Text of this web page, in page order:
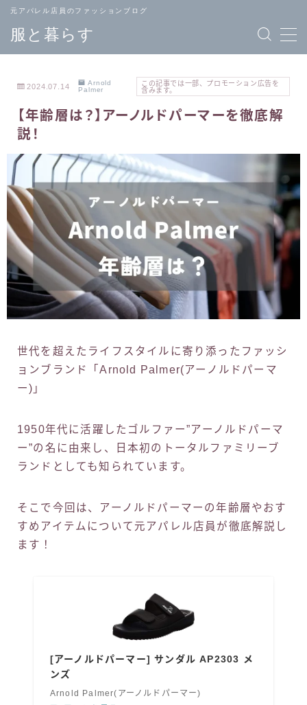
服と暮らす
元アパレル店員のファッションブログ
TOPページ
ブランド
メンズ
ファッション
ファッション
バッグ ジュエリー
2024.07.14
Arnold
Palmer
この記事では一部、プロモーション広告を
含みます。
【年齢層は？】アーノルドパーマーを徹底解
説！
世代を超えたライフスタイルに寄り添ったファッシ
ョンブランド「Arnold Palmer(アーノルドパーマ
ー)」
1950年代に活躍したゴルファー”アーノルドパーマ
ー”の名に由来し、日本初のトータルファミリーブ
ランドとしても知られています。
そこで今回は、アーノルドパーマーの年齢層やおす
すめアイテムについて元アパレル店員が徹底解説し
ます！
[アーノルドパーマー] サンダル AP2303 メ
ンズ
Arnold Palmer(アーノルドパーマー)